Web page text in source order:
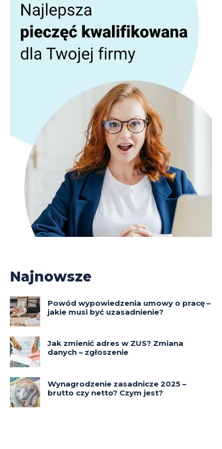
Najnowsze
Powód wypowiedzenia umowy o pracę –
jakie musi być uzasadnienie?
Jak zmienić adres w ZUS? Zmiana
danych – zgłoszenie
Wynagrodzenie zasadnicze 2025 –
brutto czy netto? Czym jest?